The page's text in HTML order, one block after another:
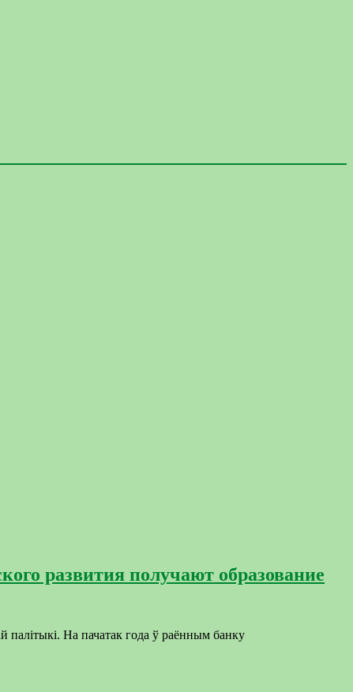
развития получают образование
палітыкі. На пачатак года ў раённым банку